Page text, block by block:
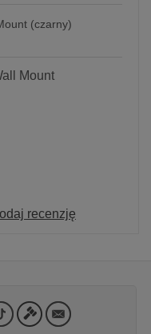
(czarny)
Mount
recenzję